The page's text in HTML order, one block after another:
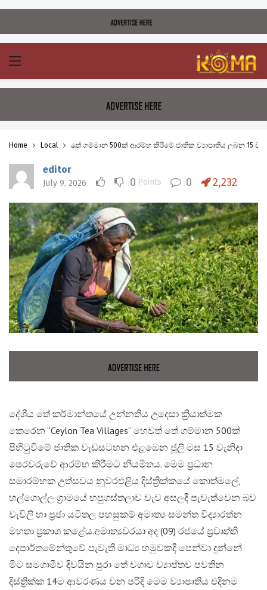
Home Local තේ ගම්මාන 500ක් ආරම්භ කිරීමේ ජාතික ව්‍යාපෘතිය ලබන 15
editor
July 9, 2026 0 Points 0 2,232
දේශීය තේ කර්මාන්තයේ උන්නතිය උදෙසා ක්‍රියාත්මක
කෙරෙන “Ceylon Tea Villages” හෙවත් තේ ගම්මාන 500ක්
පිහිටුවීමේ ජාතික වැඩසටහන එළඹෙන ජූලි මස 15 වැනිදා
පෙරවරුවේ ආරම්භ කිරීමට නියමිතය. මෙම ප්‍රධාන
සමාරම්භක උත්සවය නුවරඑළිය දිස්ත්‍රික්කයේ කොත්මලේ,
හල්ගොල්ල ග්‍රාමයේ හපුගස්තලාව වැව අසලදී පැවැත්වෙන බව
වැවිලි හා ප්‍රජා යටිතල පහසුකම් අමාත්‍ය සමන්ත විද්‍යාරත්න
මහතා ප්‍රකාශ කළේය.​අමාත්‍යවරයා අද (09) රජයේ ප්‍රවෘත්ති
දෙපාර්තමේන්තුවේ පැවැති මාධ්‍ය හමුවකදී පෙන්වා දුන්නේ
මීට සමගාමීව දිවයින පුරා තේ වගාව ව්‍යාප්තව පවතින
දිස්ත්‍රික්ක 14ම ආවරණය වන පරිදි මෙම ව්‍යාපෘතිය එදිනම